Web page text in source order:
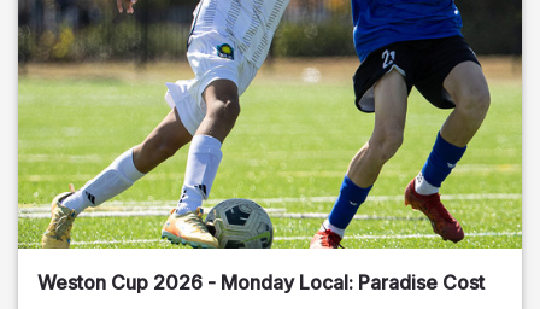
Weston Cup 2026 - Monday Local: Paradise Cost